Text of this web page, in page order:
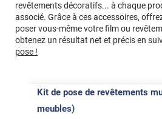
revêtements décoratifs... à chaque
associé. Grâce à ces accessoires,
poser vous-même votre film ou
obtenez un résultat net et précis en
pose !
Kit de pose de revêtements
meubles)